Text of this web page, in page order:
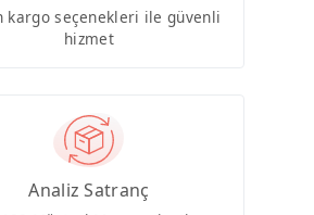
kargo seçenekleri ile güvenli
hizmet
Analiz Satranç